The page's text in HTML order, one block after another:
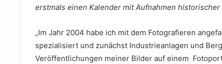
erstmals einen Kalender mit Aufnahmen
„Im Jahr 2004 habe ich mit dem Fotografieren
spezialisiert und zunächst Industrieanlagen und
Veröffentlichungen meiner Bilder auf einem